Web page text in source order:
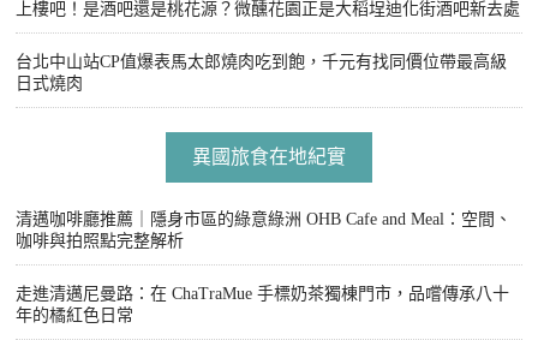
上樓吧！是酒吧還是桃花源？微醺花園正是大稻埕迪化街酒吧新去處
台北中山站CP值爆表馬太郎燒肉吃到飽，千元有找同價位帶最高級
日式燒肉
異國旅食在地紀實
清邁咖啡廳推薦｜隱身市區的綠意綠洲 OHB Cafe and Meal：空間、
咖啡與拍照點完整解析
走進清邁尼曼路：在 ChaTraMue 手標奶茶獨棟門市，品嚐傳承八十
年的橘紅色日常